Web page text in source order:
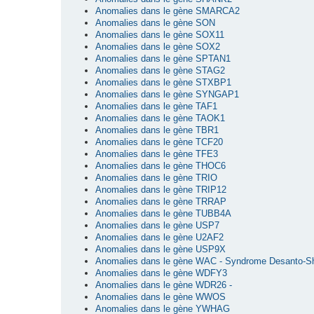
Anomalies dans le gène SMARCA2
Anomalies dans le gène SON
Anomalies dans le gène SOX11
Anomalies dans le gène SOX2
Anomalies dans le gène SPTAN1
Anomalies dans le gène STAG2
Anomalies dans le gène STXBP1
Anomalies dans le gène SYNGAP1
Anomalies dans le gène TAF1
Anomalies dans le gène TAOK1
Anomalies dans le gène TBR1
Anomalies dans le gène TCF20
Anomalies dans le gène TFE3
Anomalies dans le gène THOC6
Anomalies dans le gène TRIO
Anomalies dans le gène TRIP12
Anomalies dans le gène TRRAP
Anomalies dans le gène TUBB4A
Anomalies dans le gène USP7
Anomalies dans le gène U2AF2
Anomalies dans le gène USP9X
Anomalies dans le gène WAC - Syndrome Desanto-
Anomalies dans le gène WDFY3
Anomalies dans le gène WDR26 -
Anomalies dans le gène WWOS
Anomalies dans le gène YWHAG